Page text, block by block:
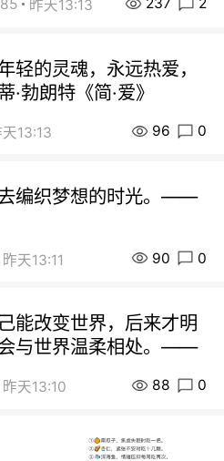
昨天13:13 237 2
轻的灵魂，永远热爱，
勃朗特《简·爱》
天13:13 96 0
编织梦想的时光。——
昨天13:11 90 0
能改变世界，后来才明
与世界温柔相处。——
昨天13:10 88 0